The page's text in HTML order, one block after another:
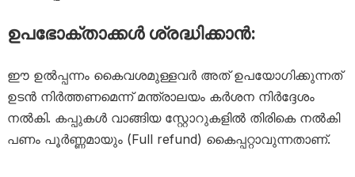
ഉപഭോക്താക്കൾ ശ്രദ്ധിക്കാൻ:
ഈ ഉൽപ്പന്നം കൈവശമുള്ളവർ അത് ഉപയോഗിക്കുന്നത്
ഉടൻ നിർത്തണമെന്ന് മന്ത്രാലയം കർശന നിർദ്ദേശം
നൽകി. കപ്പുകൾ വാങ്ങിയ സ്റ്റോറുകളിൽ തിരികെ നൽകി
പണം പൂർണ്ണമായും (Full refund) കൈപ്പറ്റാവുന്നതാണ്.